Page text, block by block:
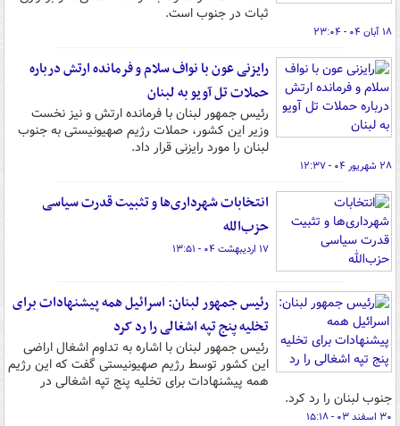
ثبات در جنوب است.
۱۸ آبان ۰۴ - ۲۳:۰۴
رایزنی عون با نواف سلام و فرمانده ارتش درباره
حملات تل آویو به لبنان
رئیس جمهور لبنان با فرمانده ارتش و نیز نخست
وزیر این کشور، حملات رژیم صهیونیستی به جنوب
لبنان را مورد رایزنی قرار داد.
۲۸ شهریور ۰۴ - ۱۲:۳۷
انتخابات شهرداری‌ها و تثبیت قدرت سیاسی
حزب‌الله
۱۷ اردیبهشت ۰۴ - ۱۳:۵۱
رئیس جمهور لبنان: اسرائیل همه پیشنهادات برای
تخلیه پنج تپه اشغالی را رد کرد
رئیس جمهور لبنان با اشاره به تداوم اشغال اراضی
این کشور توسط رژیم صهیونیستی گفت که این رژیم
همه پیشنهادات برای تخلیه پنج تپه اشغالی در
جنوب لبنان را رد کرد.
۳۰ اسفند ۰۳ - ۱۵:۱۸